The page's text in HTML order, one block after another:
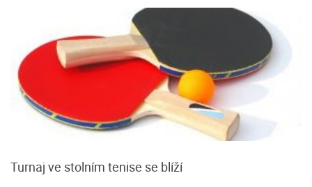
Turnaj ve stolním tenise se blíží